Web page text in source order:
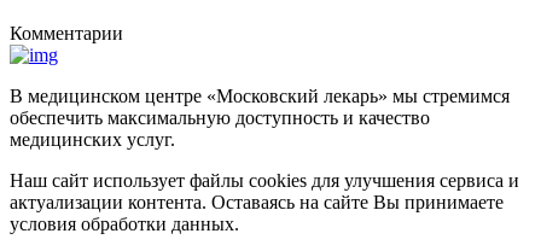
Комментарии
В медицинском центре «Московский лекарь» мы стремимся
обеспечить максимальную доступность и качество
медицинских услуг.
Наш сайт использует файлы cookies для улучшения сервиса и
актуализации контента. Оставаясь на сайте Вы принимаете
условия обработки данных.